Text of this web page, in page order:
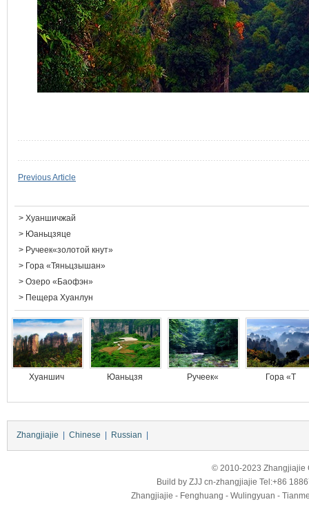
Previous Article
> Хуаншичжай
> Юаньцзяце
> Ручеек«золотой кнут»
> Гора «Тяньцзышан»
> Озеро «Баофэн»
> Пещера Хуанлун
Хуаншич Юаньцзя Ручеек« Гора «Т
Zhangjiajie Chinese Russian
© 2010-2023 Zhangjiajie
Build by ZJJ cn-zhangjiajie Tel:+86
Zhangjiajie - Fenghuang - Wulingyuan -